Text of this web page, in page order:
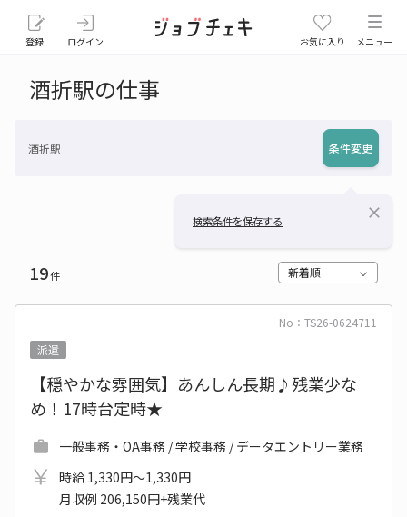
登録 ログイン お気に入り メニュー
酒折駅の仕事
酒折駅 条件変更
検索条件を保存する close
19件 新着順
No：TS26-0624711
派遣
【穏やかな雰囲気】あんしん長期♪残業少な
め！17時台定時★
一般事務・OA事務 / 学校事務 / データエントリー業務
時給 1,330円～1,330円
月収例 206,150円+残業代